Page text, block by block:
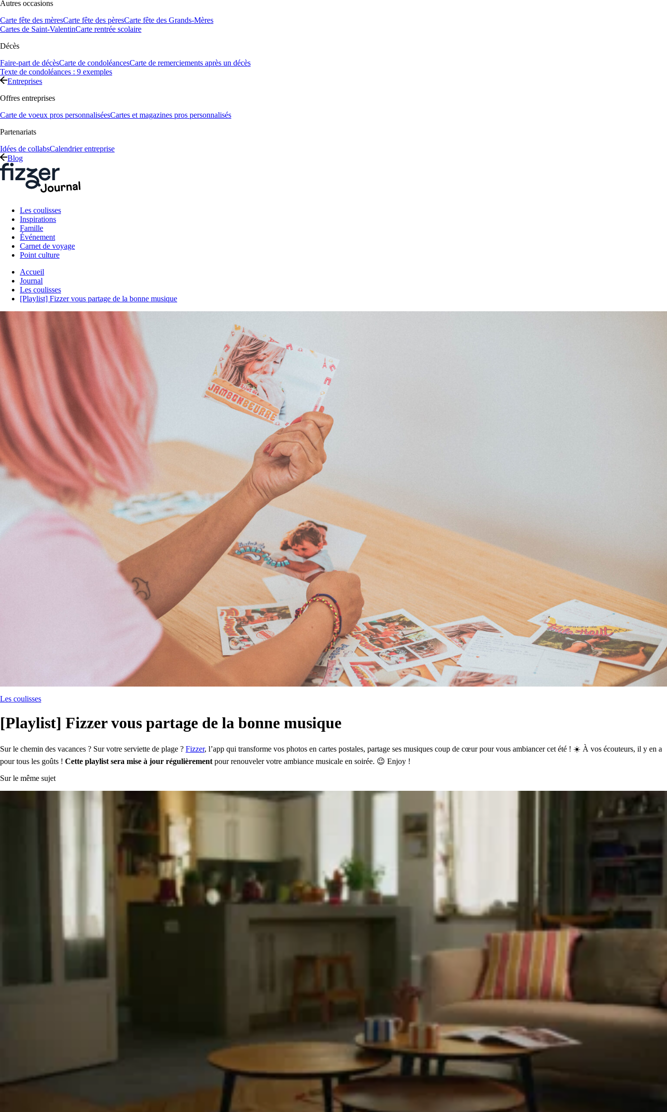
Autres occasions
Carte fête des mèresCarte fête des pèresCarte fête des Grands-Mères
Cartes de Saint-ValentinCarte rentrée scolaire
Décès
Faire-part de décèsCarte de condoléancesCarte de remerciements après un décès
Texte de condoléances : 9 exemples
Entreprises
Offres entreprises
Carte de voeux pros personnaliséesCartes et magazines pros personnalisés
Partenariats
Idées de collabsCalendrier entreprise
Blog
Les coulisses
Inspirations
Famille
Événement
Carnet de voyage
Point culture
Accueil
Journal
Les coulisses
[Playlist] Fizzer vous partage de la bonne musique
Les coulisses
[Playlist] Fizzer vous partage de la bonne musique
Sur le chemin des vacances ? Sur votre serviette de plage ? Fizzer, l’app qui transforme vos photos en cartes postales, partage ses musiques coup de cœur pour vous ambiancer cet été ! ☀️ À vos écouteurs, il y en a
pour tous les goûts ! Cette playlist sera mise à jour régulièrement pour renouveler votre ambiance musicale en soirée. 😉 Enjoy !
Sur le même sujet